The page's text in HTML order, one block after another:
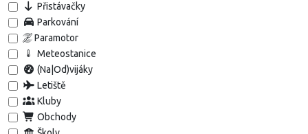
Přistávačky
Parkování
Paramotor
Meteostanice
(Na|Od)vijáky
Letiště
Kluby
Obchody